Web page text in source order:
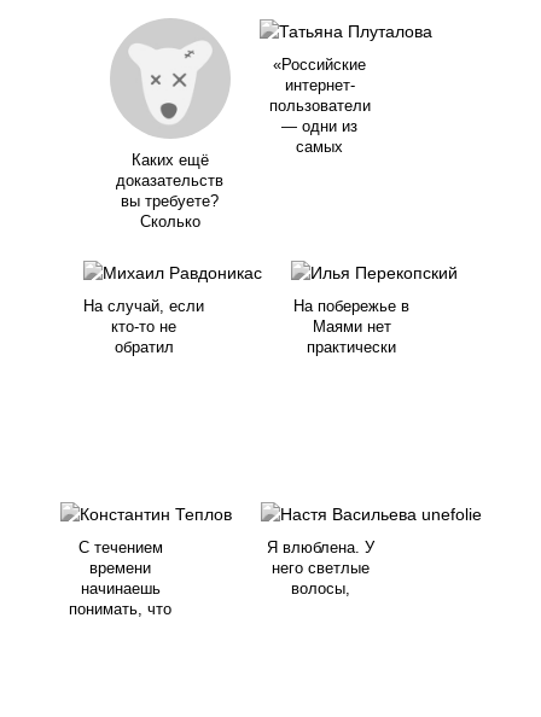
Каких ещё
доказательств
вы требуете?
Сколько
«Российские
интернет-
пользователи
— одни из
самых
На случай, если
кто-то не
обратил
На побережье в
Маями нет
практически
С течением
времени
начинаешь
понимать, что
Я влюблена. У
него светлые
волосы,